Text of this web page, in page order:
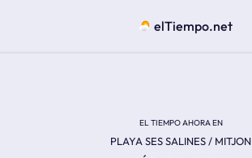
elTiempo.net
EL TIEMPO AHORA EN
PLAYA SES SALINES / MITJON